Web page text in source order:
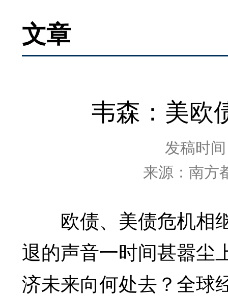
文章
韦森：美欧
发稿时
来源：南方
欧债、美债危机相
退的声音一时间甚嚣尘
济未来向何处去？全球